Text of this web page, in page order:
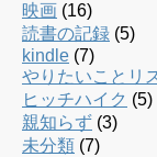
映画 (16)
読書の記録 (5)
kindle (7)
やりたいことリ
ヒッチハイク (5)
親知らず (3)
未分類 (7)